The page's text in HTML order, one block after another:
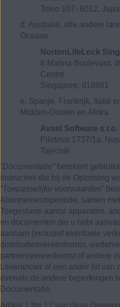
Tokio 107- 6012,
d. Australië, alle andere
Oceaan
NortonLifeLock
8 Marina Boulevard,
Centre
Singapore, 018981
e. Spanje, Frankrijk, Italië
Midden-Oosten en Afrika
Avast Software s.r.o.
Pikrtova 1737/1a,
Tsjechië
“Documentatie” betekent
instructies die bij de Oplossing
“Toepasselijke voorwaarden”
Abonnementsperiode, samen
Toegestane aantal apparaten,
en documenten die u hebt
aannam (inclusief eventuele
distributieovereenkomst,
partnerovereenkomst of andere
Leverancier of een ander lid van
evenals de andere beperkingen
Documentatie.
Artikel
1 t/m 12 van deze